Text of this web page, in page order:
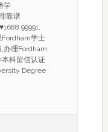
学
靠谱
99991,
学士
办理Fordham
科留信认证
Degree